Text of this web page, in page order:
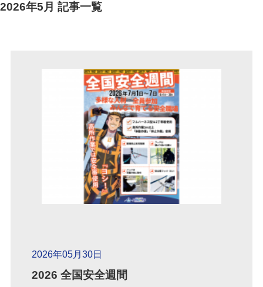
2026年5月 記事一覧
2026年05月30日
2026 全国安全週間